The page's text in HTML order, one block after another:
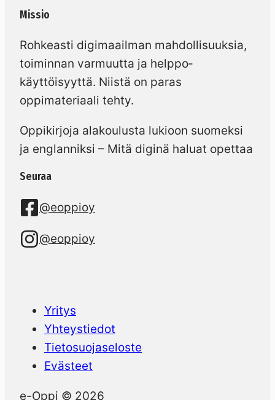
Missio
Rohkeasti digimaailman mahdollisuuksia,
toiminnan varmuutta ja helppo­
käyttöisyyttä. Niistä on paras
oppimateriaali tehty.
Oppikirjoja alakoulusta lukioon suomeksi
ja englanniksi – Mitä diginä haluat opettaa
Seuraa
@eoppioy
@eoppioy
Yritys
Yhteystiedot
Tietosuojaseloste
Evästeet
e-Oppi © 2026